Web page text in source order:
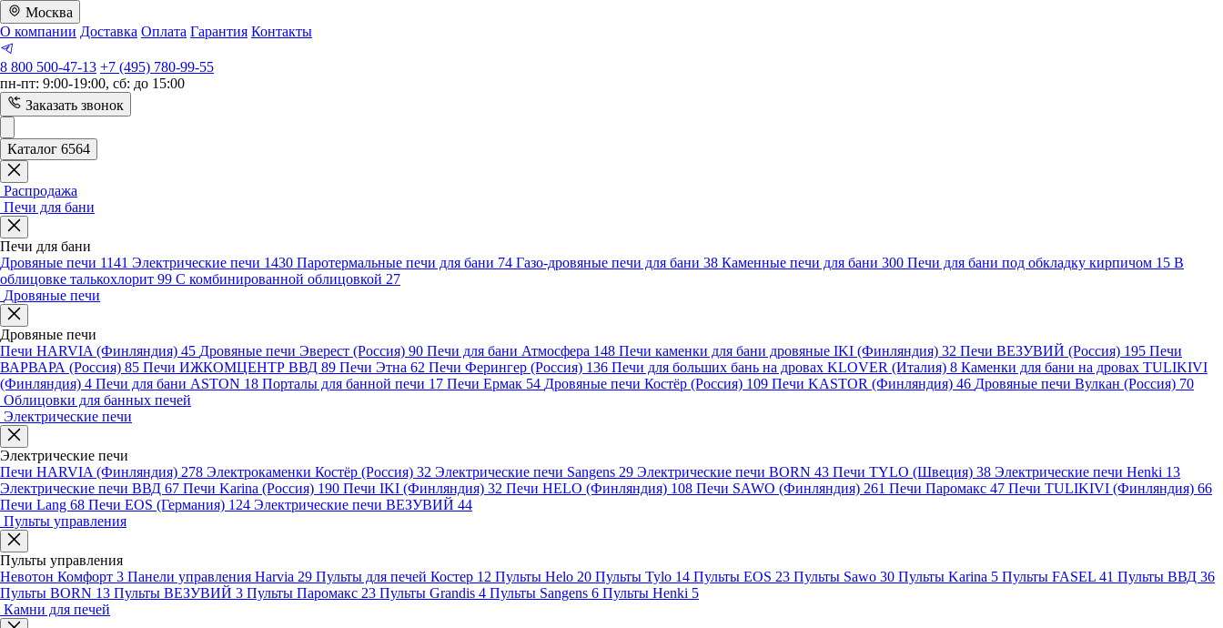
Москва
О компании Доставка Оплата Гарантия Контакты
8 800 500-47-13 +7 (495) 780-99-55
пн-пт: 9:00-19:00, сб: до 15:00
Заказать звонок
Каталог 6564
Распродажа
Печи для бани
Печи для бани
Дровяные печи 1141 Электрические печи 1430 Паротермальные печи для бани 74 Газо-дровяные печи для бани 38 Каменные печи для бани 300 Печи для бани под обкладку кирпичом 15 В
облицовке талькохлорит 99 С комбинированной облицовкой 27
Дровяные печи
Дровяные печи
Печи HARVIA (Финляндия) 45 Дровяные печи Эверест (Россия) 90 Печи для бани Атмосфера 148 Печи каменки для бани дровяные IKI (Финляндия) 32 Печи ВЕЗУВИЙ (Россия) 195 Печи
ВАРВАРА (Россия) 85 Печи ИЖКОМЦЕНТР ВВД 89 Печи Этна 62 Печи Ферингер (Россия) 136 Печи для больших бань на дровах KLOVER (Италия) 8 Каменки для бани на дровах TULIKIVI
(Финляндия) 4 Печи для бани ASTON 18 Порталы для банной печи 17 Печи Ермак 54 Дровяные печи Костёр (Россия) 109 Печи KASTOR (Финляндия) 46 Дровяные печи Вулкан (Россия) 70
Облицовки для банных печей
Электрические печи
Электрические печи
Печи HARVIA (Финляндия) 278 Электрокаменки Костёр (Россия) 32 Электрические печи Sangens 29 Электрические печи BORN 43 Печи TYLO (Швеция) 38 Электрические печи Henki 13
Электрические печи ВВД 67 Печи Karina (Россия) 190 Печи IKI (Финляндия) 32 Печи HELO (Финляндия) 108 Печи SAWO (Финляндия) 261 Печи Паромакс 47 Печи TULIKIVI (Финляндия) 66
Печи Lang 68 Печи EOS (Германия) 124 Электрические печи ВЕЗУВИЙ 44
Пульты управления
Пульты управления
Невотон Комфорт 3 Панели управления Harvia 29 Пульты для печей Костер 12 Пульты Helo 20 Пульты Tylo 14 Пульты EOS 23 Пульты Sawo 30 Пульты Karina 5 Пульты FASEL 41 Пульты ВВД 36
Пульты BORN 13 Пульты ВЕЗУВИЙ 3 Пульты Паромакс 23 Пульты Grandis 4 Пульты Sangens 6 Пульты Henki 5
Камни для печей